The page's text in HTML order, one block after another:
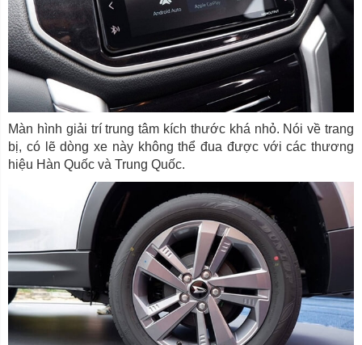
Màn hình giải trí trung tâm kích thước khá nhỏ. Nói về trang
bị, có lẽ dòng xe này không thể đua được với các thương
hiệu Hàn Quốc và Trung Quốc.